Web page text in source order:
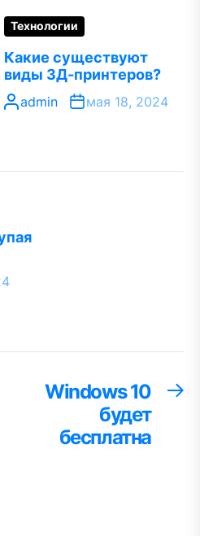
Технологии
Какие существуют
виды 3Д-принтеров?
admin мая 18, 2024
Windows 10
будет
бесплатна